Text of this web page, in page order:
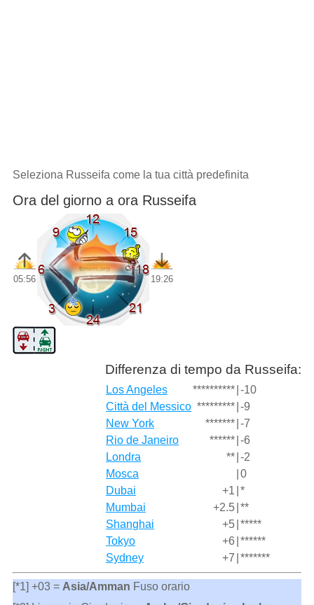
Seleziona Russeifa come la tua città predefinita
Ora del giorno a ora Russeifa
05:56 19:26
Differenza di tempo da Russeifa:
Los Angeles ********** -10
Città del Messico ********* -9
New York
******* -7
Rio de Janeiro
****** -6
Londra
** -2
Mosca
0
Dubai
+1 *
Mumbai
+2.5 **
Shanghai
+5 *****
Tokyo
+6 ******
Sydney
+7 *******
[*1] +03 = Asia/Amman Fuso orario